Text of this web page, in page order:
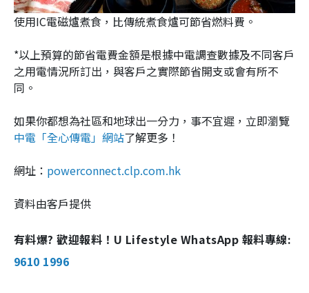
使用IC電磁爐煮食，比傳統煮食爐可節省燃料費。
*以上預算的節省電費金額是根據中電調查數據及不同客戶
之用電情況所訂出，與客戶之實際節省開支或會有所不
同。
如果你都想為社區和地球出一分力，事不宜遲，立即瀏覽
中電「全心傳電」網站了解更多！
網址： powerconnect.clp.com.hk
資料由客戶提供
有料爆? 歡迎報料！U Lifestyle WhatsApp 報料專線:
9610 1996